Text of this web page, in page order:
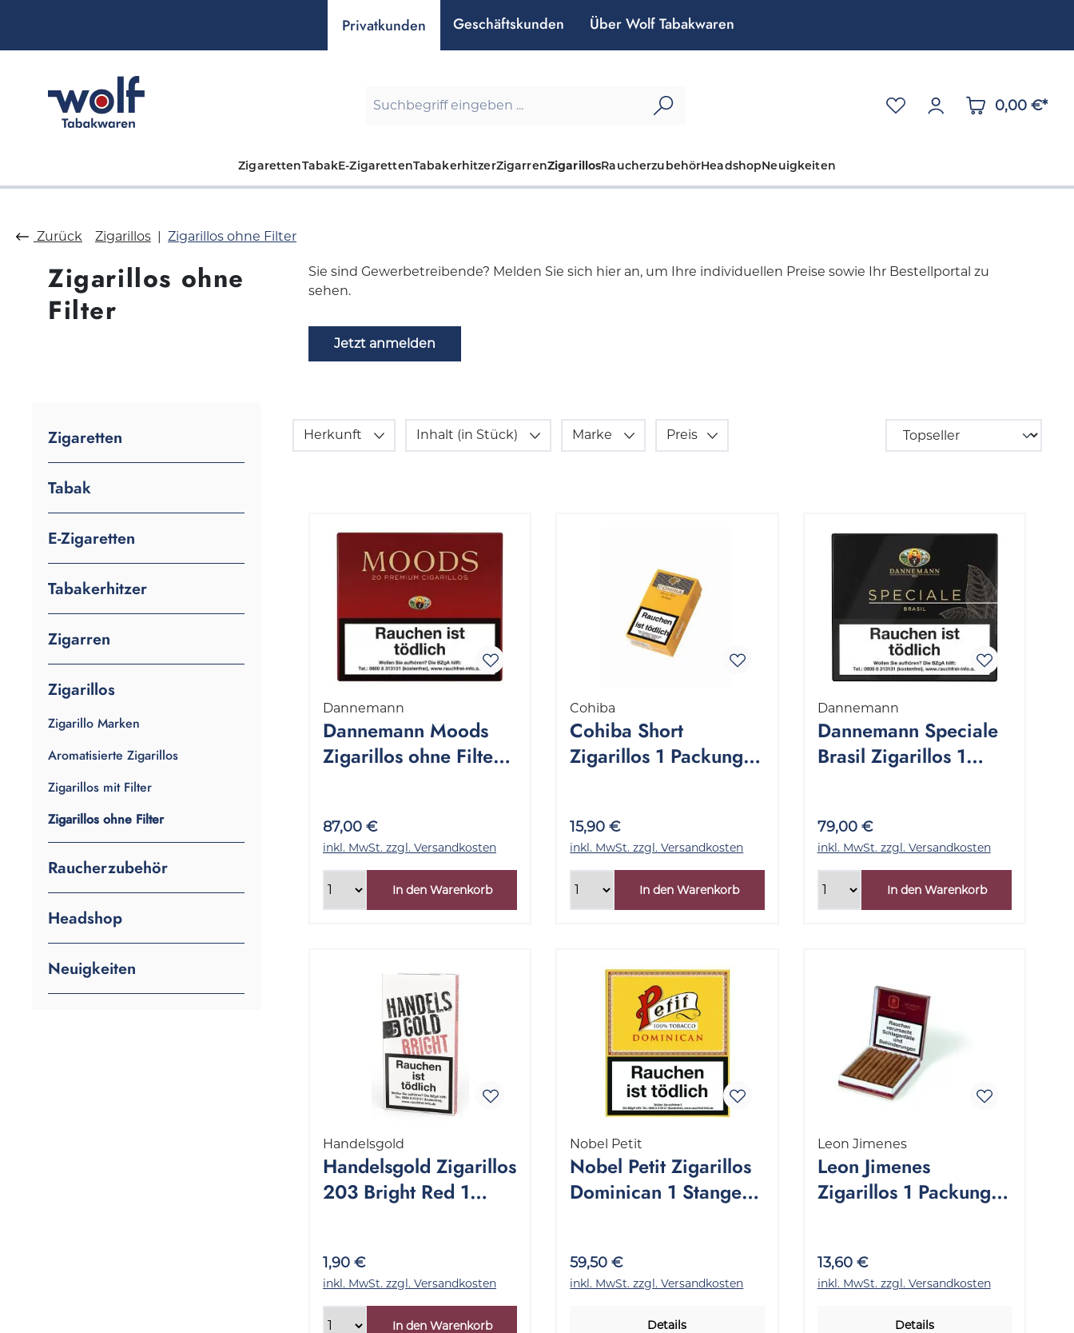
Privatkunden Geschäftskunden Über Wolf Tabakwaren
0,00 €*
ZigarettenTabakE-ZigarettenTabakerhitzerZigarrenZigarillosRaucherzubehörHeadshopNeuigkeiten
Zurück Zigarillos Zigarillos ohne Filter
Zigarillos ohne
Filter
Sie sind Gewerbetreibende? Melden Sie sich hier an, um Ihre individuellen Preise sowie Ihr Bestellportal zu
sehen.
Jetzt anmelden
Zigaretten
Tabak
E-Zigaretten
Tabakerhitzer
Zigarren
Zigarillos
Zigarillo Marken
Aromatisierte Zigarillos
Zigarillos mit Filter
Zigarillos ohne Filter
Raucherzubehör
Headshop
Neuigkeiten
Herkunft Inhalt (in Stück) Marke Preis
Dannemann
Dannemann Moods
Zigarillos ohne Filter 1
87,00 €
inkl. MwSt. zzgl. Versandkosten
In den Warenkorb
Cohiba
Cohiba Short
Zigarillos 1 Packung
15,90 €
inkl. MwSt. zzgl. Versandkosten
In den Warenkorb
Dannemann
Dannemann Speciale
Brasil Zigarillos 1
79,00 €
inkl. MwSt. zzgl. Versandkosten
In den Warenkorb
Handelsgold
Handelsgold Zigarillos
203 Bright Red 1
1,90 €
inkl. MwSt. zzgl. Versandkosten
In den Warenkorb
Nobel Petit
Nobel Petit Zigarillos
Dominican 1 Stange
59,50 €
inkl. MwSt. zzgl. Versandkosten
Details
Leon Jimenes
Leon Jimenes
Zigarillos 1 Packung
13,60 €
inkl. MwSt. zzgl. Versandkosten
Details